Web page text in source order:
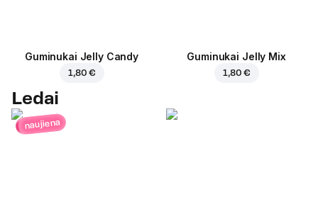
Guminukai Jelly Candy
1,80 €
Guminukai Jelly Mix
1,80 €
Ledai
naujiena